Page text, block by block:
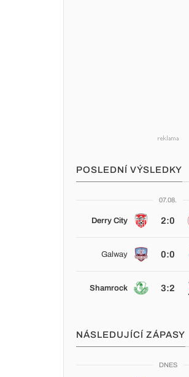
POSLEDNÍ VÝSLEDKY
07.08.
Derry City 2:0
Galway 0:0
Shamrock 3:2
NÁSLEDUJÍCÍ ZÁPASY
DNES